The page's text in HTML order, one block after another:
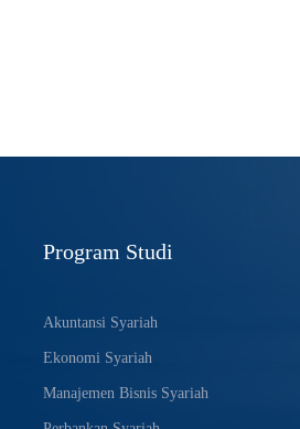
Program Studi
Akuntansi Syariah
Ekonomi Syariah
Manajemen Bisnis Syariah